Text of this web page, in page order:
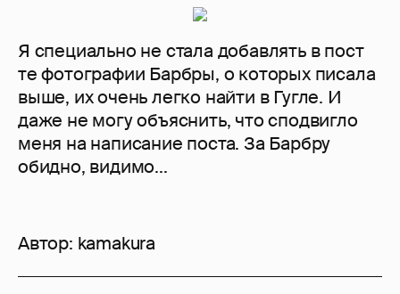
Я специально не стала добавлять в пост
те фотографии Барбры, о которых писала
выше, их очень легко найти в Гугле. И
даже не могу объяснить, что сподвигло
меня на написание поста. За Барбру
обидно, видимо...
Автор: kamakura